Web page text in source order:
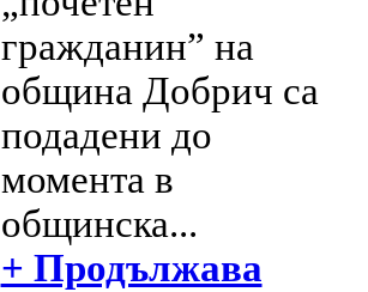
гражданин” на
община Добрич са
подадени до
момента в
общинска...
+ Продължава